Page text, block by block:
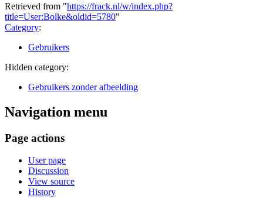
Retrieved from "https://frack.nl/w/index.php?
title=User:Bolke&oldid=5780"
Category:
Gebruikers
Hidden category:
Gebruikers zonder afbeelding
Navigation menu
Page actions
User page
Discussion
View source
History